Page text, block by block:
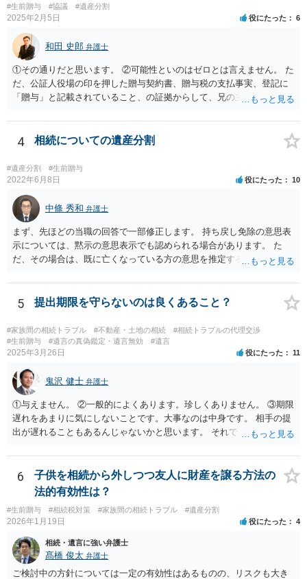
#生前贈与
#協議 #遺産分割
2025年2月5日 役にたった 6
和田 史郎 弁護士
①その通りだと思います。 ②可能性といのはゼロとは言えません。 た
だ、公証人役場の印を押した贈与契約書、贈与税の支払事実、登記に
「贈与」と記載されていること、の証拠からして、兄の主張は通らな
わなければ、遺産分割調停を申し立てて進めるのがベターのような気
がしますね。
4 相続についての遺産分割
#遺産分割 #生前贈与
2022年6月8日 役にたった 10
中條 秀和 弁護士
まず、先ほどの当職の回答で一部修正します。 持ち戻し免除の意思表
示については、黙示の意思表示でも認められる場合があります。 た
だ、その場合は、既に亡くなっている方の意思を推定することになり
持ち戻し免除の意思表示は書面で明確にしておいていただくべきとい
う結論は変わりません。 誤解を与えるような回答でした。失礼しまし
た。 文言については、「〇〇に対する生前贈与による特別受益の持ち
戻しをすべて免除する」というのがオーソドックスなものですが、ご
心配ならば、弁護士のところに行って、特別受益となりそうな贈与に
ついて説明した上で、適切な文言についてご相談してみてはいかがで
しょうか。
5 提出期限を守らないのは良くあること？
#家族間の相続トラブル #不動産・土地の相続
#相続トラブルの代理交渉
#生前贈与
#遺言の真偽鑑定・遺言無効 #遺言
2025年3月26日 役にたった 11
鬼沢 健士 弁護士
①与えません。 ②一般的によくあります。珍しくありません。 ③期限
遅れをあまりに気にしないことです。大事なのは中身です。 相手の提
出が遅れることもあるんじゃないかと思います。 それでもあなた有利
6
子供を相続から外しつつ友人に財産を譲る方法の
法的有効性は？
#生前贈与 #相続税対策 #家族間の相続トラブル #遺産分割
2026年1月19日 役にたった 4
相続・遺言に強い弁護士
髙橋 俊太 弁護士
ご検討中の方針については一定の有効性はあるものの、リスクも大き